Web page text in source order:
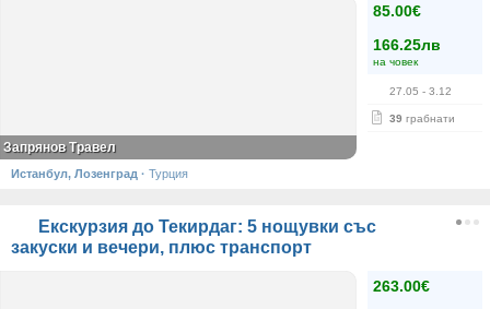
85.00€
166.25лв
на човек
27.05 - 3.12
39 грабнати
Запрянов Травел
Истанбул, Лозенград · Турция
Екскурзия до Текирдаг: 5 нощувки със
закуски и вечери, плюс транспорт
263.00€